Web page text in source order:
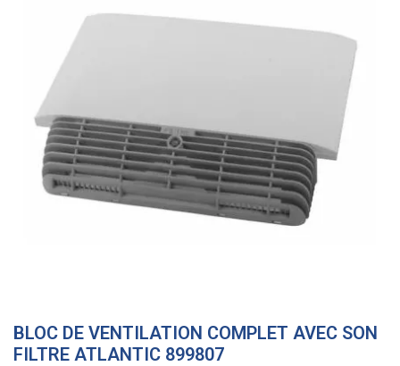
BLOC DE VENTILATION COMPLET AVEC SON
FILTRE ATLANTIC 899807